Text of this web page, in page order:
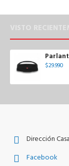
$29.990
Dirección
Facebook